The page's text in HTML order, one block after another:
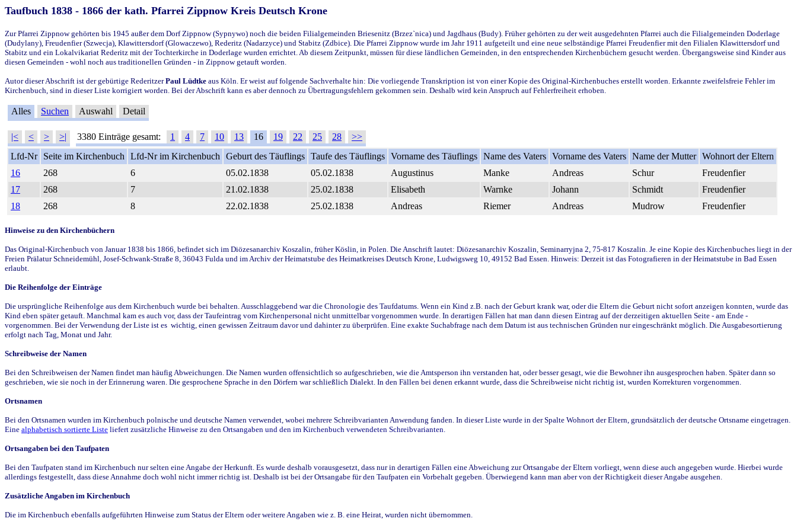
Taufbuch 1838 - 1866 der kath. Pfarrei Zippnow Kreis Deutsch Krone
Zur Pfarrei Zippnow gehörten bis 1945 außer dem Dorf Zippnow (Sypnywo) noch die beiden Filialgemeinden Briesenitz (Brzez`nica) und Jagdhaus (Budy). Früher gehörten zu der weit ausgedehnten Pfarrei auch die Filialgemeinden Doderlage
(Dudylany), Freudenfier (Szwecja), Klawittersdorf (Glowaczewo), Rederitz (Nadarzyce) und Stabitz (Zdbice). Die Pfarrei Zippnow wurde im Jahr 1911 aufgeteilt und eine neue selbständige Pfarrei Freudenfier mit den Filialen Klawittersdorf und
Stabitz und ein Lokalvikariat Rederitz mit der Tochterkirche in Doderlage wurden errichtet. Ab diesem Zeitpunkt, müssen für diese ländlichen Gemeinden, in den entsprechenden Kirchenbüchern gesucht werden. Übergangsweise sind Kinder aus
diesen Gemeinden - wohl noch aus traditionellen Gründen - in Zippnow getauft worden.
Autor dieser Abschrift ist der gebürtige RederitzerPaul Lüdtke aus Köln. Er weist auf folgende Sachverhalte hin: Die vorliegende Transkription ist von einer Kopie des Original-Kirchenbuches erstellt worden. Erkannte zweifelsfreie Fehler im
Kirchenbuch, sind in dieser Liste korrigiert worden. Bei der Abschrift kann es aber dennoch zu Übertragungsfehlern gekommen sein. Deshalb wird kein Anspruch auf Fehlerfreiheit erhoben.
Alles Suchen Auswahl Detail
|< < > >| 3380 Einträge gesamt: 1 4 7 10 13 16 19 22 25 28
>>
Lfd-Nr
Seite im Kirchenbuch Lfd-Nr im Kirchenbuch Geburt des Täuflings Taufe des Täuflings Vorname des Täuflings Name des Vaters Vorname des Vaters Name der Mutter Wohnort der Eltern
16
268 6 05.02.1838 05.02.1838 Augustinus Manke Andreas Schur
Freudenfier
17
268 7 21.02.1838 25.02.1838 Elisabeth Warnke Johann Schmidt
Freudenfier
18
268 8 22.02.1838 25.02.1838 Andreas Riemer Andreas Mudrow Freudenfier
Hinweise zu den Kirchenbüchern
Das Original-Kirchenbuch von Januar 1838 bis 1866, befindet sich im Diözesanarchiv Koszalin, früher Köslin, in Polen. Die Anschrift lautet: Diözesanarchiv Koszalin, Seminarryjna 2, 75-817 Koszalin. Je eine Kopie des Kirchenbuches liegt in der
Freien Prälatur Schneidemühl, Josef-Schwank-Straße 8, 36043 Fulda und im Archiv der Heimatstube des Heimatkreises Deutsch Krone, Ludwigsweg 10, 49152 Bad Essen. Hinweis: Derzeit ist das Fotografieren in der Heimatstube in Bad Essen
erlaubt.
Die Reihenfolge der Einträge
Die ursprüngliche Reihenfolge aus dem Kirchenbuch wurde bei behalten. Ausschlaggebend war die Chronologie des Taufdatums. Wenn ein Kind z.B. nach der Geburt krank war, oder die Eltern die Geburt nicht sofort anzeigen konnten, wurde das
Kind eben später getauft. Manchmal kam es auch vor, dass der Taufeintrag vom Kirchenpersonal nicht unmittelbar vorgenommen wurde. In derartigen Fällen hat man dann diesen Eintrag auf der derzeitigen aktuellen Seite - am Ende -
vorgenommen. Bei der Verwendung der Liste ist es wichtig, einen gewissen Zeitraum davor und dahinter zu überprüfen. Eine exakte Suchabfrage nach dem Datum ist aus technischen Gründen nur eingeschränkt möglich. Die Ausgabesortierung
erfolgt nach Tag, Monat und Jahr.
Schreibweise der Namen
Bei den Schreibweisen der Namen findet man häufig Abweichungen. Die Namen wurden offensichtlich so aufgeschrieben, wie die Amtsperson ihn verstanden hat, oder besser gesagt, wie die Bewohner ihn ausgesprochen haben. Später dann so
geschrieben, wie sie noch in der Erinnerung waren. Die gesprochene Sprache in den Dörfern war schließlich Dialekt. In den Fällen bei denen erkannt wurde, dass die Schreibweise nicht richtig ist, wurden Korrekturen vorgenommen.
Ortsnamen
Bei den Ortsnamen wurden im Kirchenbuch polnische und deutsche Namen verwendet, wobei mehrere Schreibvarianten Anwendung fanden. In dieser Liste wurde in der Spalte Wohnort der Eltern, grundsätzlich der deutsche Ortsname eingetragen.
Eine alphabetisch sortierte Liste liefert zusätzliche Hinweise zu den Ortsangaben und den im Kirchenbuch verwendeten Schreibvarianten.
Ortsangaben bei den Taufpaten
Bei den Taufpaten stand im Kirchenbuch nur selten eine Angabe der Herkunft. Es wurde deshalb vorausgesetzt, dass nur in derartigen Fällen eine Abweichung zur Ortsangabe der Eltern vorliegt, wenn diese auch angegeben wurde. Hierbei wurde
allerdings festgestellt, dass diese Annahme doch wohl nicht immer richtig ist. Deshalb ist bei der Ortsangabe für den Taufpaten ein Vorbehalt gegeben. Überwiegend kann man aber von der Richtigkeit dieser Angabe ausgehen.
Zusätzliche Angaben im Kirchenbuch
Die im Kirchenbuch ebenfalls aufgeführten Hinweise zum Status der Eltern oder weitere Angaben wie z. B. eine Heirat, wurden nicht übernommen.